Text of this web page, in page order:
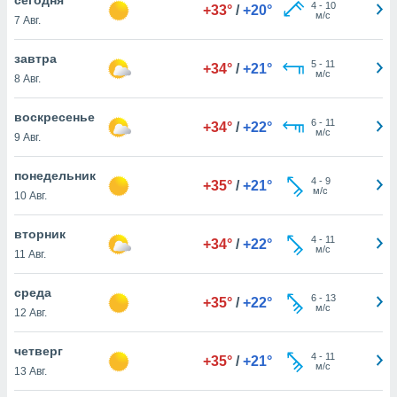
действия
на веб-
основе.
нашей
cookie
в
ВЫ
7 Авг.
+33° / +20° 4- 10
м/с
завтра
8 Авг.
+34° / +21° 5- 11
м/с
воскресенье
9 Авг.
+34° / +22° 6- 11
м/с
понедельник
10 Авг.
+35° / +21° 4- 9
м/с
вторник
11 Авг.
+34° / +22° 4- 11
м/с
среда
12 Авг.
+35° / +22° 6- 13
м/с
четверг
13 Авг.
+35° / +21° 4- 11
м/с